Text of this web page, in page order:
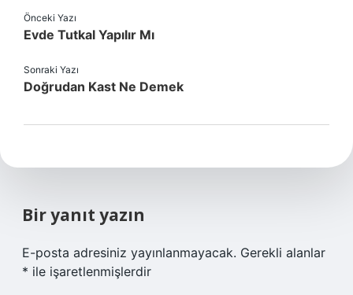
Önceki Yazı
Evde Tutkal Yapılır Mı
Sonraki Yazı
Doğrudan Kast Ne Demek
Bir yanıt yazın
E-posta adresiniz yayınlanmayacak. Gerekli alanlar
* ile işaretlenmişlerdir